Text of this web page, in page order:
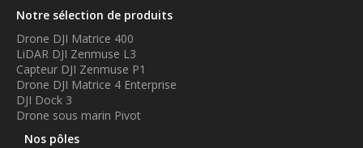
Notre sélection de produits
Drone DJI Matrice 400
LiDAR DJI Zenmuse L3
Capteur DJI Zenmuse P1
Drone DJI Matrice 4 Enterprise
DJI Dock 3
Drone sous marin Pivot
Nos pôles